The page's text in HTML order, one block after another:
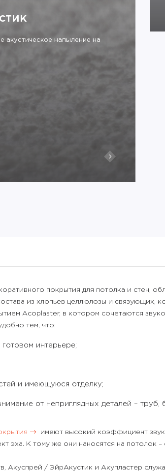
акустическое напыление на
покрытия для потолка и
из хлопьев целлюлозы и связующих,
Acoplaster, в котором сочетаются
тем, что:
интерьере;
и имеющуюся отделку;
от неприглядных деталей –
имеют высокий коэффициент
эха. К тому же они наносятся на
Акуспрей / ЭйрАкустик и Акупластер